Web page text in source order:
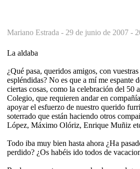
Mariano Estrada - 29 de junio de 2007 -
La aldaba
¿Qué pasa, queridos amigos, con
espléndidas? No es que a mí me espante
ciertas cosas, como la celebración del 50
Colegio, que requieren andar en
apoyar el esfuerzo de nuestro querido
soterrado que están haciendo otros
López, Máximo Olóriz, Enrique Muñiz
Todo iba muy bien hasta ahora ¿Ha
perdido? ¿Os habéis ido todos de